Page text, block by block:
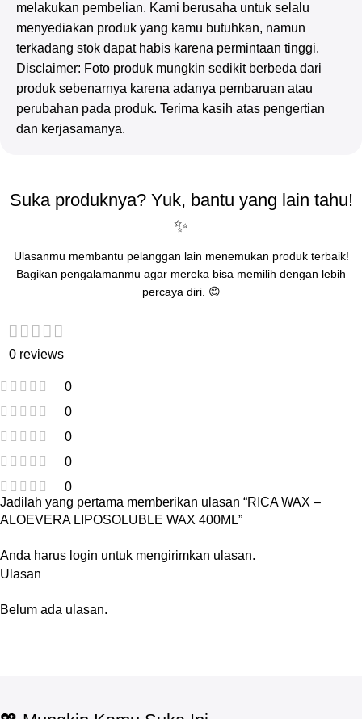
melakukan pembelian. Kami berusaha untuk selalu
menyediakan produk yang kamu butuhkan, namun
terkadang stok dapat habis karena permintaan tinggi.
Disclaimer: Foto produk mungkin sedikit berbeda dari
produk sebenarnya karena adanya pembaruan atau
perubahan pada produk. Terima kasih atas pengertian
dan kerjasamanya.
Suka produknya? Yuk, bantu yang lain tahu!
✨
Ulasanmu membantu pelanggan lain menemukan produk terbaik!
Bagikan pengalamanmu agar mereka bisa memilih dengan lebih
percaya diri. 😊
0 reviews
0
0
0
0
0
Ulasan
Belum ada ulasan.
Jadilah yang pertama memberikan ulasan “RICA WAX –
ALOEVERA LIPOSOLUBLE WAX 400ML”
Anda harus login untuk mengirimkan ulasan.